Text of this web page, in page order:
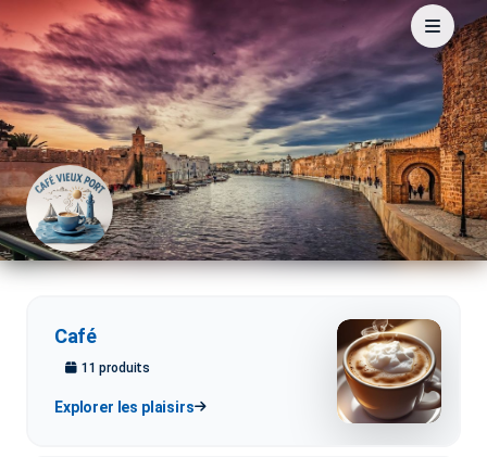
Café
11 produits
Explorer les plaisirs